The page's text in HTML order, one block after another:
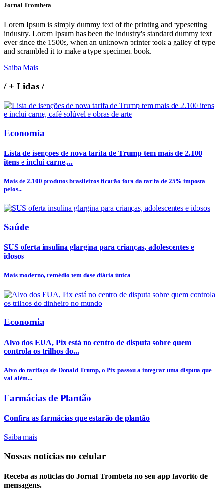
Jornal Trombeta
Lorem Ipsum is simply dummy text of the printing and typesetting
industry. Lorem Ipsum has been the industry's standard dummy text
ever since the 1500s, when an unknown printer took a galley of type
and scrambled it to make a type specimen book.
Saiba Mais
/+ Lidas /
Economia
Lista de isenções de nova tarifa de Trump tem mais de 2.100
itens e inclui carne,...
Mais de 2.100 produtos brasileiros ficarão fora da tarifa de 25% imposta
pelos...
Saúde
SUS oferta insulina glargina para crianças, adolescentes e
idosos
Mais moderno, remédio tem dose diária única
Economia
Alvo dos EUA, Pix está no centro de disputa sobre quem
controla os trilhos do...
Alvo do tarifaço de Donald Trump, o Pix passou a integrar uma disputa que
vai além...
Farmácias de Plantão
Confira as farmácias que estarão de plantão
Saiba mais
Nossas notícias no celular
Receba as notícias do Jornal Trombeta no seu app favorito de
mensagens.